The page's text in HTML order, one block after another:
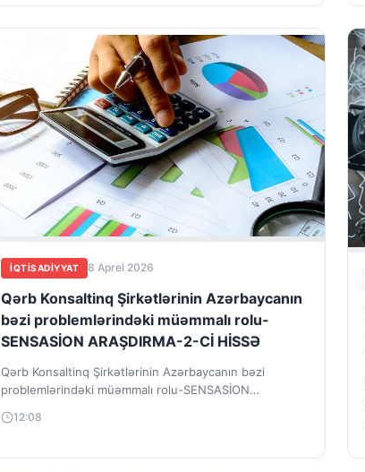
İQTISADIYYAT 8 Aprel 2026
Qərb Konsaltinq Şirkətlərinin Azərbaycanın
bəzi problemlərindəki müəmmalı rolu-
SENSASİON ARAŞDIRMA-2-Cİ HİSSƏ
Qərb Konsaltinq Şirkətlərinin Azərbaycanın bəzi
problemlərindəki müəmmalı rolu-SENSASİON
12:08